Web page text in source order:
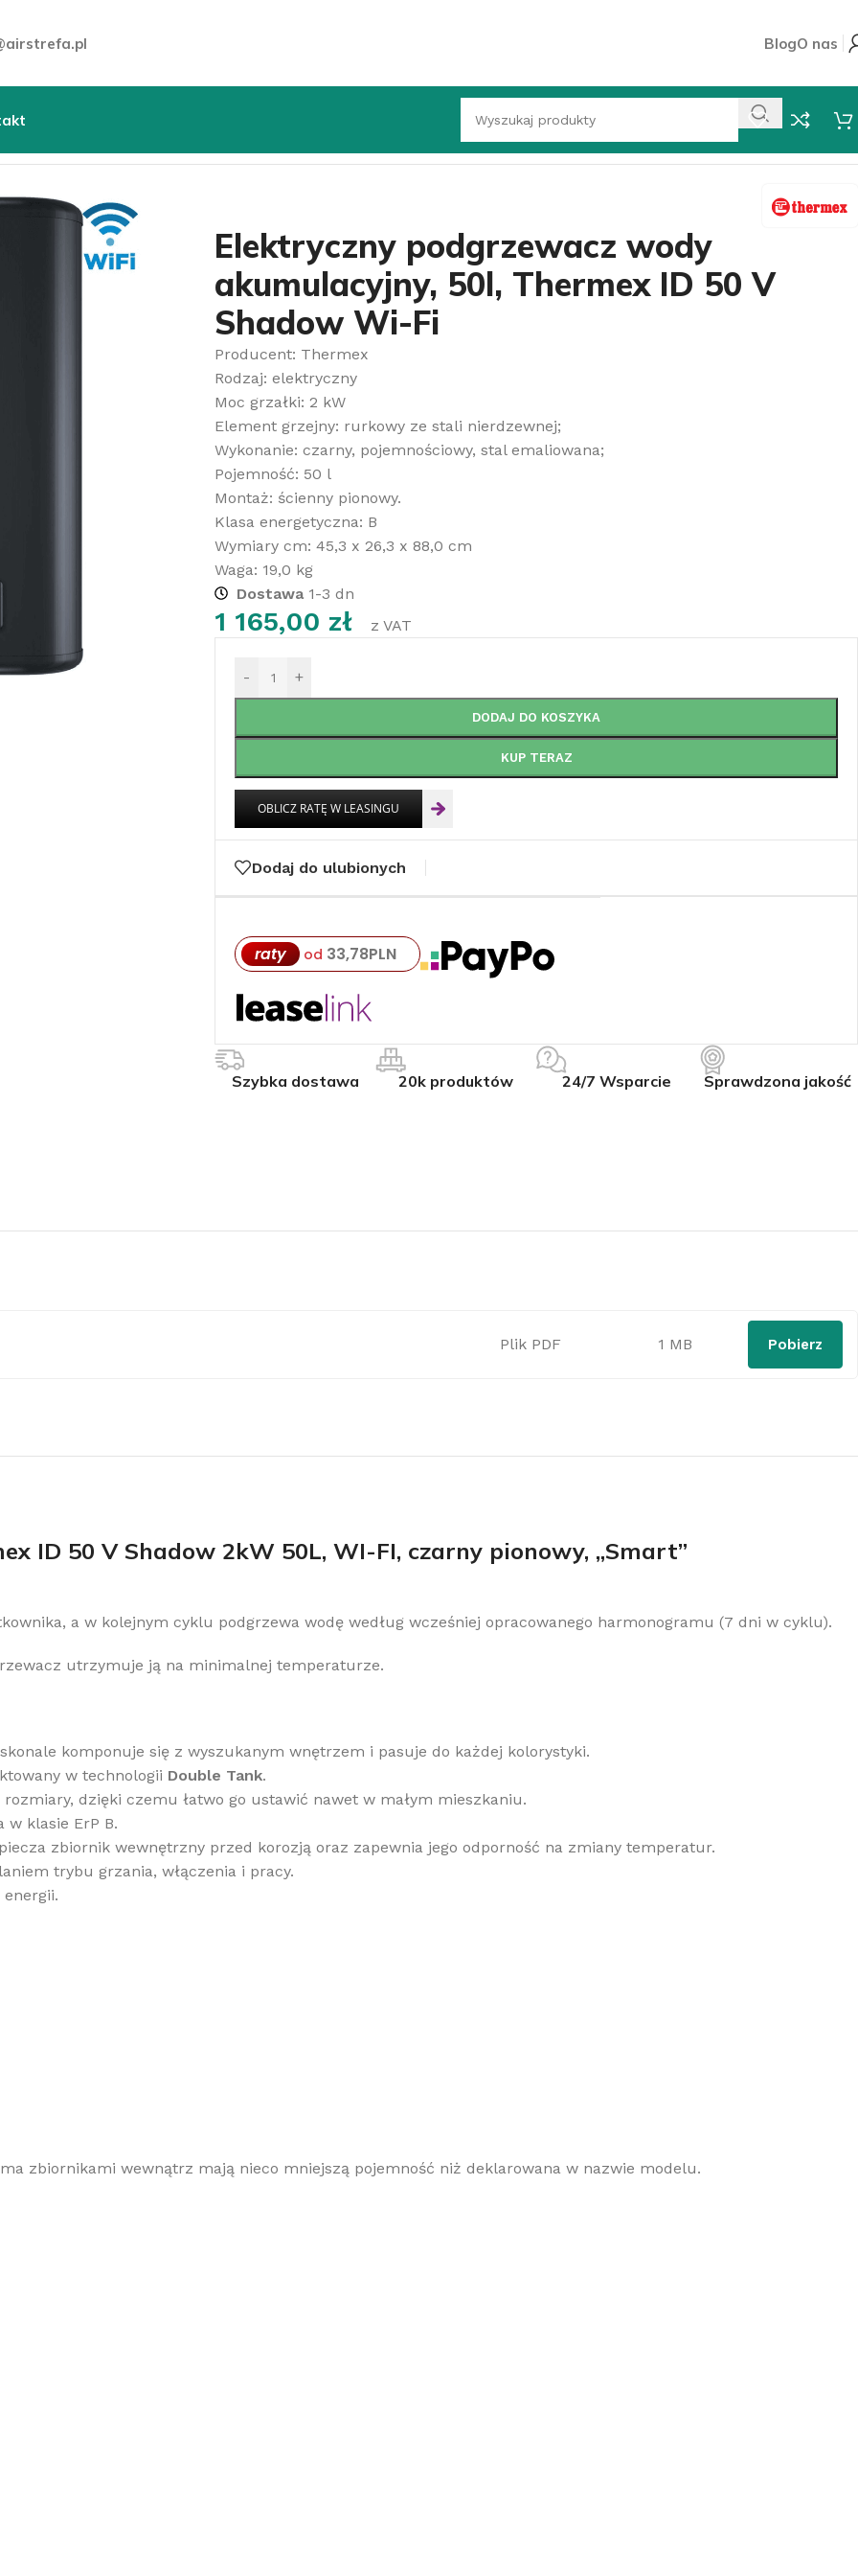
BlogO nas
Elektryczny podgrzewacz wody akumulacyjny, 50l, Thermex ID 50 V Shadow Wi-Fi
Elektryczny podgrzewacz wody
akumulacyjny, 50l, Thermex ID 50 V
Shadow Wi-Fi
Producent: Thermex
Rodzaj: elektryczny
Moc grzałki: 2 kW
Element grzejny: rurkowy ze stali nierdzewnej;
Wykonanie: czarny, pojemnościowy, stal emaliowana;
Pojemność: 50 l
Montaż: ścienny pionowy.
Klasa energetyczna: B
Wymiary cm: 45,3 x 26,3 x 88,0 cm
Waga: 19,0 kg
Dostawa1-3 dn
1 165,00 zł z VAT
- +
DODAJ DO KOSZYKA
KUP TERAZ
Dodaj do ulubionych
raty od 33,78PLN
Szybka dostawa 20k produktów 24/7 Wsparcie Sprawdzona jakość
Plik PDF 1 MB Pobierz
ID 50 V Shadow 2kW 50L, WI-FI, czarny pionowy, „Smart”
a w kolejnym cyklu podgrzewa wodę według wcześniej opracowanego harmonogramu (7 dni w cyklu).
utrzymuje ją na minimalnej temperaturze.
komponuje się z wyszukanym wnętrzem i pasuje do każdej kolorystyki.
w technologii Double Tank.
dzięki czemu łatwo go ustawić nawet w małym mieszkaniu.
w klasie ErP B.
zbiornik wewnętrzny przed korozją oraz zapewnia jego odporność na zmiany temperatur.
trybu grzania, włączenia i pracy.
zbiornikami wewnątrz mają nieco mniejszą pojemność niż deklarowana w nazwie modelu.